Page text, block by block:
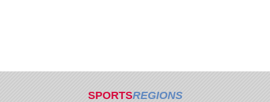
SPORTSREGIONS